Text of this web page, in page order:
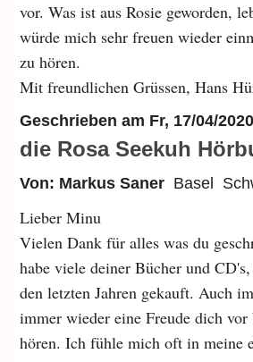
vor. Was ist aus Rosie geworden,
würde mich sehr freuen wieder
zu hören.
Mit freundlichen Grüssen, Hans
Geschrieben am Fr, 17/04/
die Rosa Seekuh
Von: Markus Saner Basel
Lieber Minu
Vielen Dank für alles was du
habe viele deiner Bücher und
den letzten Jahren gekauft. Auch
immer wieder eine Freude dich vor
hören. Ich fühle mich oft in meine